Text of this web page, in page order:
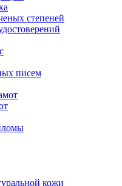
степеней
писем
кожи